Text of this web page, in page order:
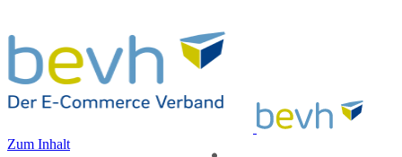
Zum Inhalt